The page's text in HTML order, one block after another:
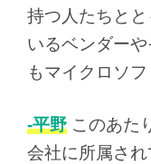
持つ人たちと
いるベンダー
もマイクロソフ
-平野 このあた
会社に所属さ